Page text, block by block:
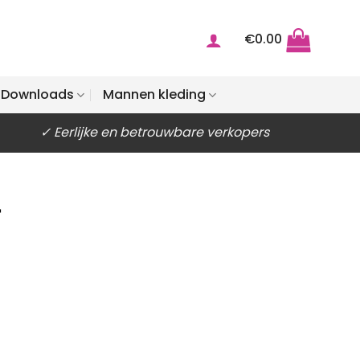
€0.00
Downloads Mannen kleding
✓ Eerlijke en betrouwbare verkopers